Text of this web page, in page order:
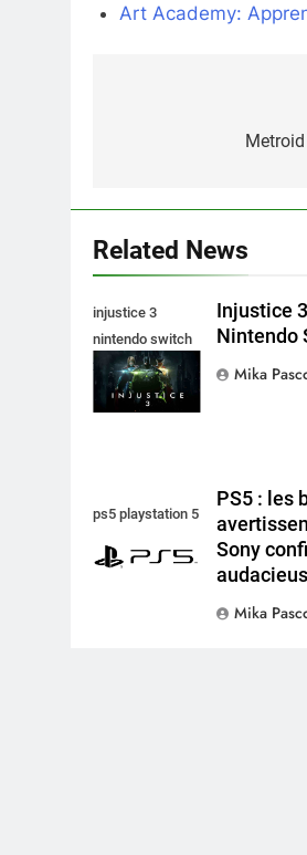
Art Academy:
Related News
injustice 3
nintendo switch
2
Injustice
Nintendo
Mika
ps5 playstation 5
PS5 : les
Sony
Mika